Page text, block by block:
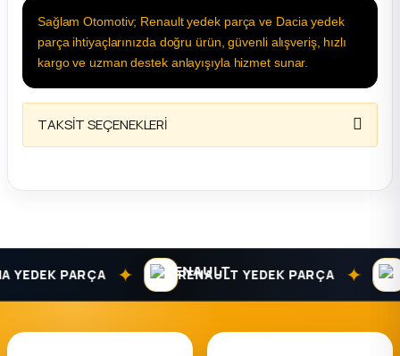
Sağlam Otomotiv; Renault yedek parça ve Dacia yedek
parça ihtiyaçlarınızda doğru ürün, güvenli alışveriş, hızlı
kargo ve uzman destek anlayışıyla hizmet sunar.
TAKSİT SEÇENEKLERİ
PARÇA ✦ RENAULT YEDEK PARÇA ✦